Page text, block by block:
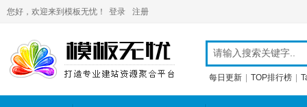
您好，欢迎来到模板无忧！ 登录 注册
每日更新 TOP排行榜